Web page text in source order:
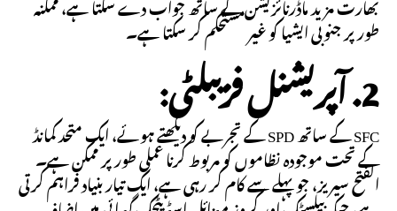
طور پر جنوبی ایشیا کو غیر مستحکم کر سکتا ہے۔
2. آپریشنل فزیبلٹی:
SFC کے ساتھ SPD کے تجربے کو دیکھتے ہوئے، ایک متحد کمانڈ
کے تحت موجودہ نظاموں کو مربوط کرنا عملی طور پر ممکن ہے۔
الفتح سیریز، جو پہلے سے کام کر رہی ہے، ایک تیار بنیاد فراہم کرتی